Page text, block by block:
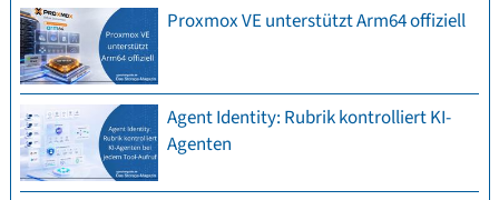
Proxmox VE unterstützt Arm64 offiziell
Agent Identity: Rubrik kontrolliert KI-
Agenten